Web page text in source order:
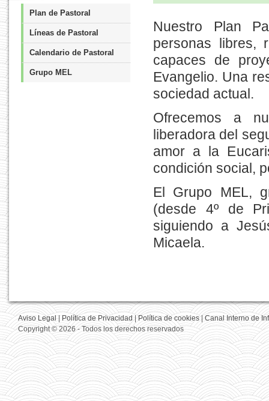
Plan de Pastoral
Líneas de Pastoral
Calendario de Pastoral
Grupo MEL
Nuestro Plan
personas libres,
capaces de
Evangelio. Una
sociedad actual.
Ofrecemos a
liberadora del
amor a la
condición social,
El Grupo MEL,
(desde 4º de
siguiendo a
Micaela.
Aviso Legal | Política de Privacidad|Política de cookies|Canal Interno de
Copyright © 2026 - Todos los derechos reservados